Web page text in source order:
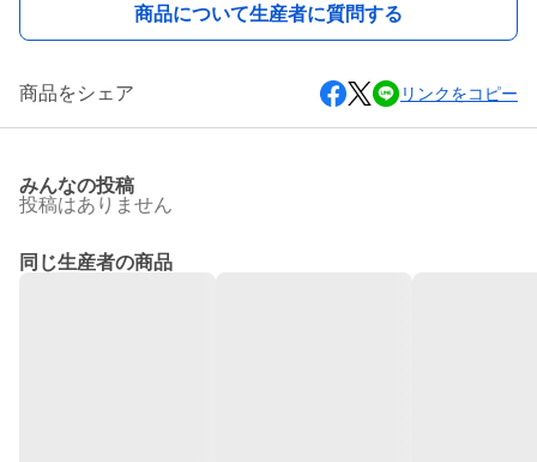
商品について生産者に質問する
商品をシェア リンクをコピー
みんなの投稿
投稿はありません
同じ生産者の商品